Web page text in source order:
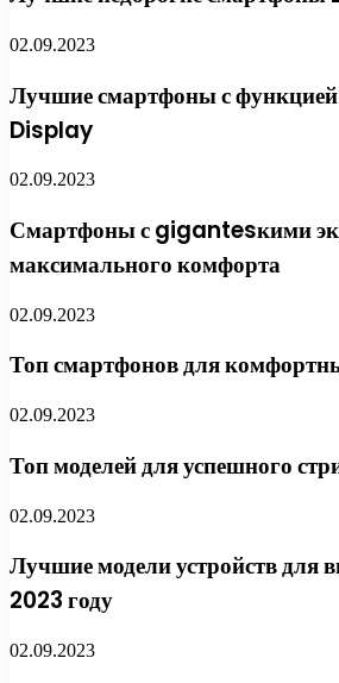
02.09.2023
Лучшие смартфоны с
Display
02.09.2023
Смартфоны с gigantesкими
максимального комфорта
02.09.2023
Топ смартфонов для
02.09.2023
Топ моделей для успешного
02.09.2023
Лучшие модели устройств для
2023 году
02.09.2023